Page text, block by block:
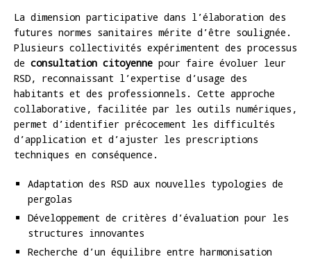
La dimension participative dans l’élaboration des
futures normes sanitaires mérite d’être soulignée.
Plusieurs collectivités expérimentent des processus
de consultation citoyenne pour faire évoluer leur
RSD, reconnaissant l’expertise d’usage des
habitants et des professionnels. Cette approche
collaborative, facilitée par les outils numériques,
permet d’identifier précocement les difficultés
d’application et d’ajuster les prescriptions
techniques en conséquence.
Adaptation des RSD aux nouvelles typologies de
pergolas
Développement de critères d’évaluation pour les
structures innovantes
Recherche d’un équilibre entre harmonisation